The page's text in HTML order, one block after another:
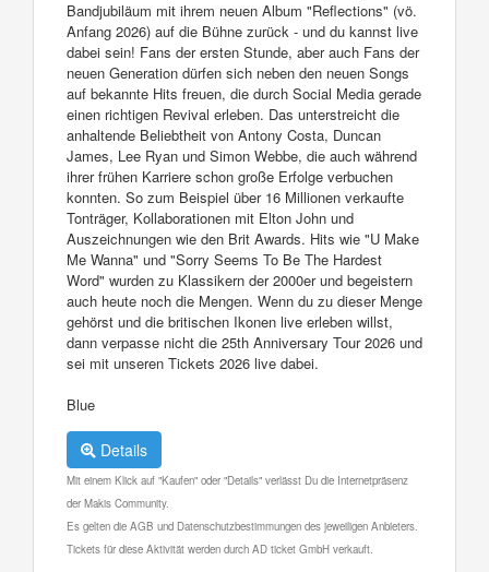
Bandjubiläum mit ihrem neuen Album "Reflections" (vö.
Anfang 2026) auf die Bühne zurück - und du kannst live
dabei sein! Fans der ersten Stunde, aber auch Fans der
neuen Generation dürfen sich neben den neuen Songs
auf bekannte Hits freuen, die durch Social Media gerade
einen richtigen Revival erleben. Das unterstreicht die
anhaltende Beliebtheit von Antony Costa, Duncan
James, Lee Ryan und Simon Webbe, die auch während
ihrer frühen Karriere schon große Erfolge verbuchen
konnten. So zum Beispiel über 16 Millionen verkaufte
Tonträger, Kollaborationen mit Elton John und
Auszeichnungen wie den Brit Awards. Hits wie "U Make
Me Wanna" und "Sorry Seems To Be The Hardest
Word" wurden zu Klassikern der 2000er und begeistern
auch heute noch die Mengen. Wenn du zu dieser Menge
gehörst und die britischen Ikonen live erleben willst,
dann verpasse nicht die 25th Anniversary Tour 2026 und
sei mit unseren Tickets 2026 live dabei.
Blue
Details
Mit einem Klick auf "Kaufen" oder "Details" verlässt Du die Internetpräsenz
der Makis Community.
Es gelten die AGB und Datenschutzbestimmungen des jeweiligen Anbieters.
Tickets für diese Aktivität werden durch AD ticket GmbH verkauft.